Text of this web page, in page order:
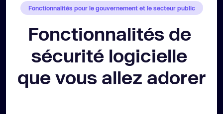
Fonctionnalités pour le gouvernement et le secteur public
Fonctionnalités de
sécurité logicielle
que vous allez adorer